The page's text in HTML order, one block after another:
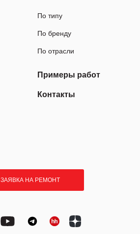
По типу
По бренду
По отрасли
Примеры работ
Контакты
ЗАЯВКА НА РЕМОНТ